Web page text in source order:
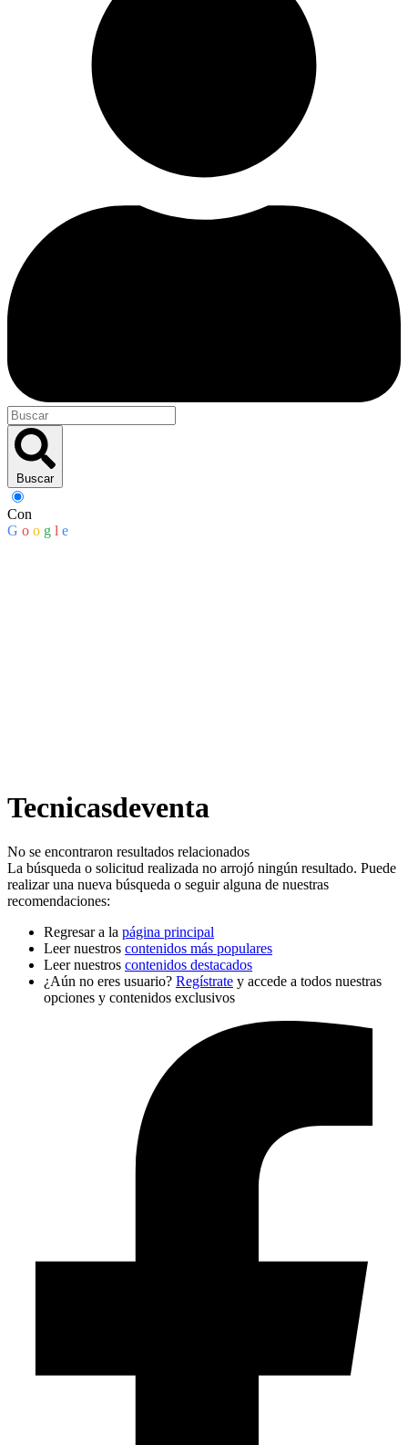
Buscar
Con
G o o g l e
Tecnicasdeventa
No se encontraron resultados relacionados
La búsqueda o solicitud realizada no arrojó ningún resultado. Puede
realizar una nueva búsqueda o seguir alguna de nuestras
recomendaciones:
Regresar a la página principal
Leer nuestros contenidos más populares
Leer nuestros contenidos destacados
¿Aún no eres usuario? Regístrate y accede a todos nuestras
opciones y contenidos exclusivos